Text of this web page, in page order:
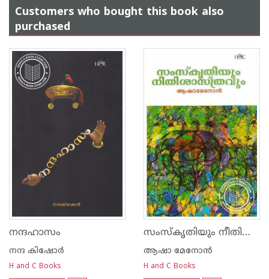
Customers who bought this book also
purchased
നന്ദഹാസം
നന്ദ‌ കിഷോര്‍
H and C Books
സംസ്കൃതിയും നീതിശാസ്ത്രവും
ആഷാ മേനോന്‍
H and C Books